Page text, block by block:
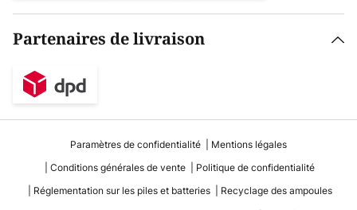
Partenaires de livraison
Paramètres de confidentialité
Mentions légales
Conditions générales de vente
Politique de confidentialité
Réglementation sur les piles et batteries
Recyclage des ampoules